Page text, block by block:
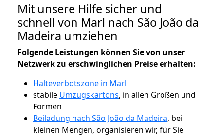
Mit unsere Hilfe sicher und
schnell von Marl nach São João da
Madeira umziehen
Folgende Leistungen können Sie von unser
Netzwerk zu erschwinglichen Preise erhalten:
Halteverbotszone in Marl
stabile Umzugskartons, in allen Größen und
Formen
Beiladung nach São João da Madeira, bei
kleinen Mengen, organisieren wir, für Sie